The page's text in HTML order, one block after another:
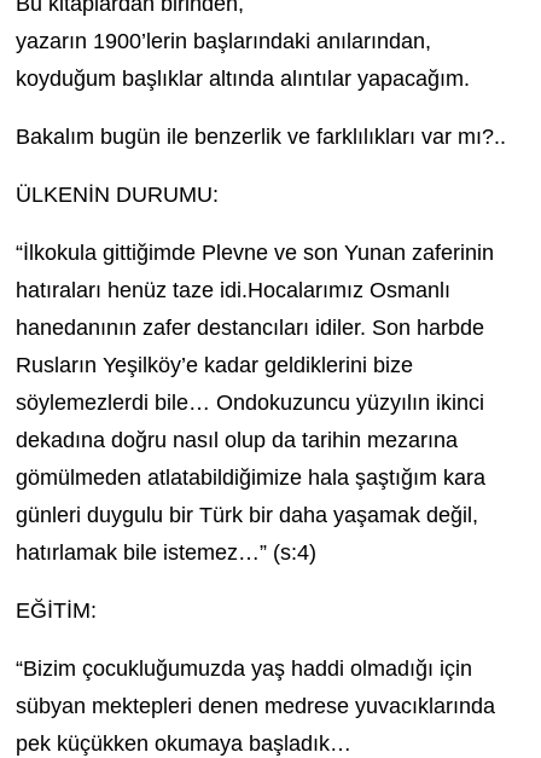
yazarın 1900’lerin başlarındaki anılarından,
koyduğum başlıklar altında alıntılar yapacağım.
Bakalım bugün ile benzerlik ve farklılıkları var mı?..
ÜLKENİN DURUMU:
“İlkokula gittiğimde Plevne ve son Yunan zaferinin
hatıraları henüz taze idi.Hocalarımız Osmanlı
hanedanının zafer destancıları idiler. Son harbde
Rusların Yeşilköy’e kadar geldiklerini bize
söylemezlerdi bile… Ondokuzuncu yüzyılın ikinci
dekadına doğru nasıl olup da tarihin mezarına
gömülmeden atlatabildiğimize hala şaştığım kara
günleri duygulu bir Türk bir daha yaşamak değil,
hatırlamak bile istemez…” (s:4)
EĞİTİM:
“Bizim çocukluğumuzda yaş haddi olmadığı için
sübyan mektepleri denen medrese yuvacıklarında
pek küçükken okumaya başladık…